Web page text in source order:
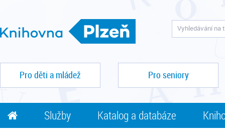
Pro děti a mládež Pro seniory
Služby Katalog a databáze